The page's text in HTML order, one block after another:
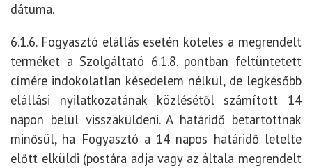
dátuma.
6.1.6. Fogyasztó elállás esetén köteles a megrendelt
terméket a Szolgáltató 6.1.8. pontban feltüntetett
címére indokolatlan késedelem nélkül, de legkésőbb
elállási nyilatkozatának közlésétől számított 14
napon belül visszaküldeni. A határidő betartottnak
minősül, ha Fogyasztó a 14 napos határidő letelte
előtt elküldi (postára adja vagy az általa megrendelt